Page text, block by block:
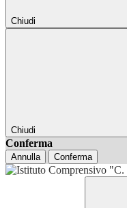
Chiudi
Chiudi
Conferma
Annulla Conferma